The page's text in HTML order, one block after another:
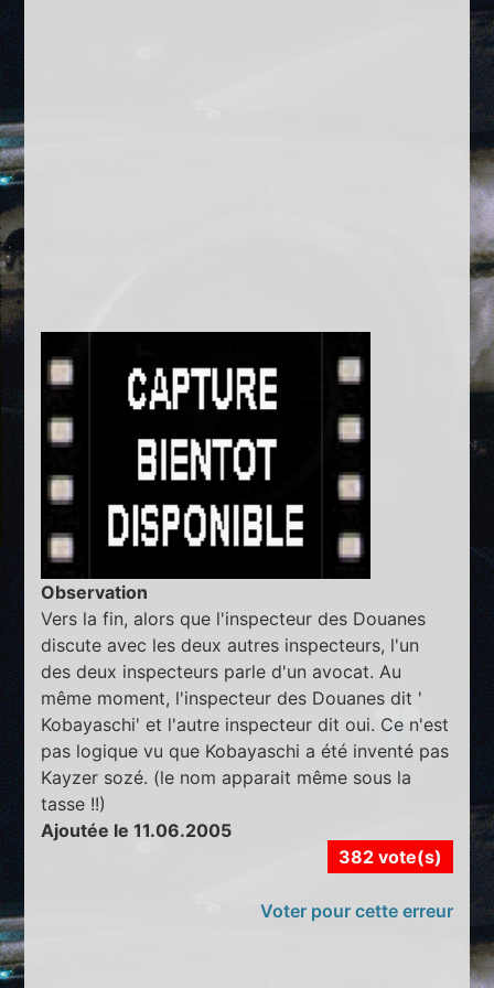
Observation
Vers la fin, alors que l'inspecteur des Douanes
discute avec les deux autres inspecteurs, l'un
des deux inspecteurs parle d'un avocat. Au
même moment, l'inspecteur des Douanes dit '
Kobayaschi' et l'autre inspecteur dit oui. Ce n'est
pas logique vu que Kobayaschi a été inventé pas
Kayzer sozé. (le nom apparait même sous la
tasse !!)
Ajoutée le 11.06.2005
382 vote(s)
Voter pour cette erreur